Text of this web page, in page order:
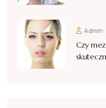
Admin
Czy